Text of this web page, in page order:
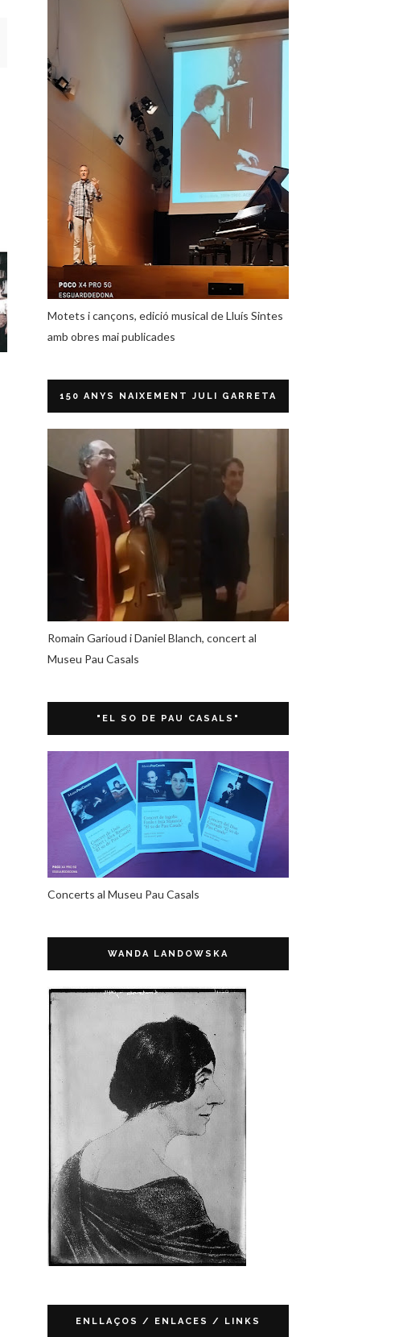
Motets i cançons, edició musical de Lluís Sintes
amb obres mai publicades
150 ANYS NAIXEMENT JULI GARRETA
Romain Garioud i Daniel Blanch, concert al
Museu Pau Casals
"EL SO DE PAU CASALS"
Concerts al Museu Pau Casals
WANDA LANDOWSKA
ENLLAÇOS / ENLACES / LINKS